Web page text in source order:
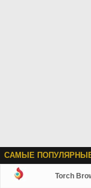
САМЫЕ
Torch